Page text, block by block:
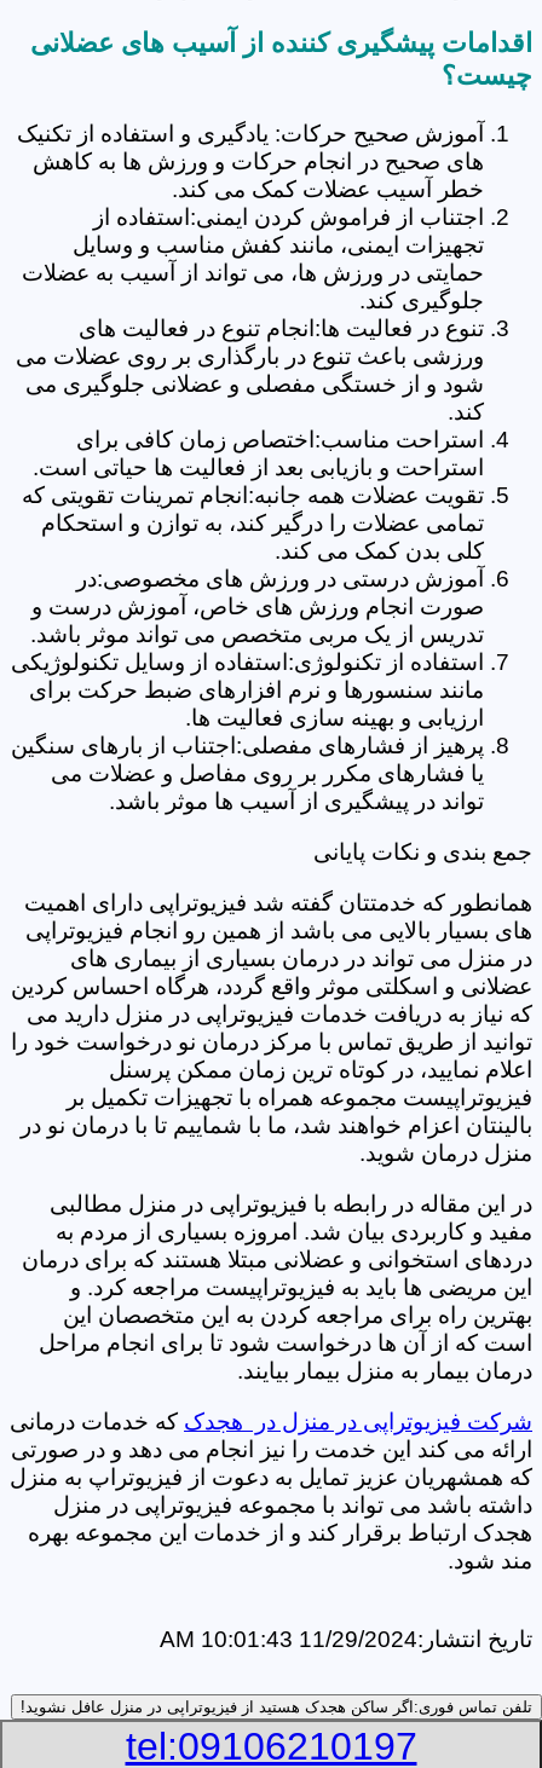
اقدامات پیشگیری کننده از آسیب های عضلانی
چیست؟
آموزش صحیح حرکات: یادگیری و استفاده از تکنیک
های صحیح در انجام حرکات و ورزش ها به کاهش
خطر آسیب عضلات کمک می کند.
اجتناب از فراموش کردن ایمنی:استفاده از
تجهیزات ایمنی، مانند کفش مناسب و وسایل
حمایتی در ورزش ها، می تواند از آسیب به عضلات
جلوگیری کند.
تنوع در فعالیت ها:انجام تنوع در فعالیت های
ورزشی باعث تنوع در بارگذاری بر روی عضلات می
شود و از خستگی مفصلی و عضلانی جلوگیری می
کند.
استراحت مناسب:اختصاص زمان کافی برای
استراحت و بازیابی بعد از فعالیت ها حیاتی است.
تقویت عضلات همه جانبه:انجام تمرینات تقویتی که
تمامی عضلات را درگیر کند، به توازن و استحکام
کلی بدن کمک می کند.
آموزش درستی در ورزش های مخصوصی:در
صورت انجام ورزش های خاص، آموزش درست و
تدریس از یک مربی متخصص می تواند موثر باشد.
استفاده از تکنولوژی:استفاده از وسایل تکنولوژیکی
مانند سنسورها و نرم افزارهای ضبط حرکت برای
ارزیابی و بهینه سازی فعالیت ها.
پرهیز از فشارهای مفصلی:اجتناب از بارهای سنگین
یا فشارهای مکرر بر روی مفاصل و عضلات می
تواند در پیشگیری از آسیب ها موثر باشد.
جمع بندی و نکات پایانی
همانطور که خدمتتان گفته شد فیزیوتراپی دارای اهمیت
های بسیار بالایی می باشد از همین رو انجام فیزیوتراپی
در منزل می تواند در درمان بسیاری از بیماری های
عضلانی و اسکلتی موثر واقع گردد، هرگاه احساس کردین
که نیاز به دریافت خدمات فیزیوتراپی در منزل دارید می
توانید از طریق تماس با مرکز درمان نو درخواست خود را
اعلام نمایید، در کوتاه ترین زمان ممکن پرسنل
فیزیوتراپیست مجموعه همراه با تجهیزات تکمیل بر
بالینتان اعزام خواهند شد، ما با شماییم تا با درمان نو در
منزل درمان شوید.
در این مقاله در رابطه با فیزیوتراپی در منزل مطالبی
مفید و کاربردی بیان شد. امروزه بسیاری از مردم به
دردهای استخوانی و عضلانی مبتلا هستند که برای درمان
این مریضی ها باید به فیزیوتراپیست مراجعه کرد. و
بهترین راه برای مراجعه کردن به این متخصصان این
است که از آن ها درخواست شود تا برای انجام مراحل
درمان بیمار به منزل بیمار بیایند.
شرکت فیزیوتراپی در منزل در هجدک که خدمات درمانی
ارائه می کند این خدمت را نیز انجام می دهد و در صورتی
که همشهریان عزیز تمایل به دعوت از فیزیوتراپ به منزل
داشته باشد می تواند با مجموعه فیزیوتراپی در منزل
هجدک ارتباط برقرار کند و از خدمات این مجموعه بهره
مند شود.
تاریخ انتشار:11/29/2024 10:01:43 AM
تلفن تماس فوری: اگر ساکن هجدک هستید از فیزیوتراپی در منزل عافل نشوید!
tel:09106210197